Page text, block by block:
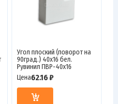
Угол плоский (поворот на
90град.) 40х16 бел.
Рувинил ПВР-40х16
Цена62.16 ₽